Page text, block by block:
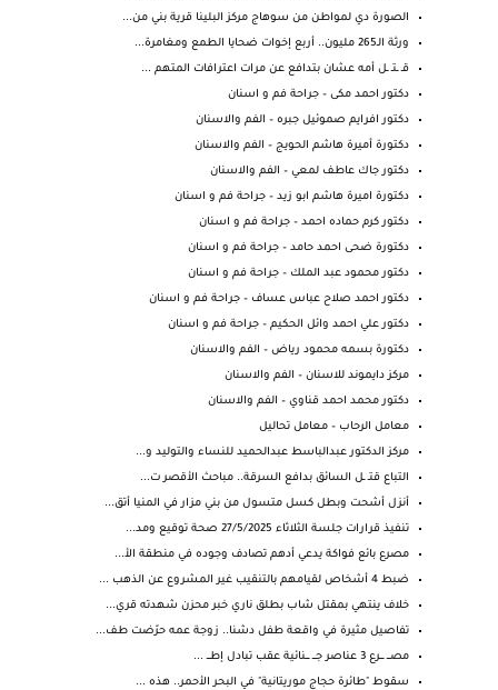
الصورة دي لمواطن من سوهاج مركز البلينا قرية بني من...
ورثة الـ265 مليون.. أربع إخوات ضحايا الطمع ومغامرة...
قـ ـتـ ـل أمه عشان بتدافع عن مرات اعترافات المتهم ...
دكتور احمد مكى – جراحة فم و اسنان
دكتور افرايم صموئيل جبره – الفم والاسنان
دكتورة أميرة هاشم الحويج – الفم والاسنان
دكتور جاك عاطف لمعي – الفم والاسنان
دكتورة اميرة هاشم ابو زيد – جراحة فم و اسنان
دكتور كرم حماده احمد – جراحة فم و اسنان
دكتورة ضحى احمد حامد – جراحة فم و اسنان
دكتور محمود عبد الملك – جراحة فم و اسنان
دكتور احمد صلاح عباس عساف – جراحة فم و اسنان
دكتور علي احمد وائل الحكيم – جراحة فم و اسنان
دكتورة بسمه محمود رياض – الفم والاسنان
مركز دايموند للاسنان – الفم والاسنان
دكتور محمد احمد قناوي – الفم والاسنان
معامل الرحاب – معامل تحاليل
مركز الدكتور عبدالباسط عبدالحميد للنساء والتوليد و...
التباع قتـ ـل السائق بدافع السرقة.. مباحث الأقصر ت...
أنزل أشحت وبطل كسل متسول من بني مزار في المنيا أتق...
تنفيذ قرارات جلسة الثلاثاء 27/5/2025 صحة توقيع ومد...
مصرع بائع فواكة يدعي أدهم تصادف وجوده في منطقة الأ...
ضبط 4 أشخاص لقيامهم بالتنقيب غير المشروع عن الذهب ...
خلاف ينتهي بمقتل شاب بطلق ناري خبر محزن شهدته قري...
تفاصيل مثيرة في واقعة طفل دشنا.. زوجة عمه حرّضت طف...
مصـــ ـــرع 3 عناصر جـــ ـــنائية عقب تبادل إطـــ ...
سقوط "طائرة حجاج موريتانية" في البحر الأحمر.. هذه ...